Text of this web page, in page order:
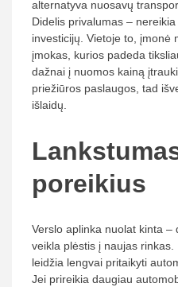
alternatyva nuosavų
Didelis privalumas –
investicijų. Vietoje to, įmonė
įmokas, kurios padeda
dažnai į nuomos kainą
priežiūros paslaugos, tad
išlaidų.
poreikius
Verslo aplinka nuolat kinta –
veikla plėstis į naujas
leidžia lengvai pritaikyti
Jei prireikia daugiau